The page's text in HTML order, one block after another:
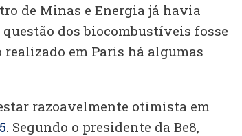
de Minas e Energia já havia
dos biocombustíveis fosse
em Paris há algumas
razoavelmente otimista em
. Segundo o presidente da Be8,